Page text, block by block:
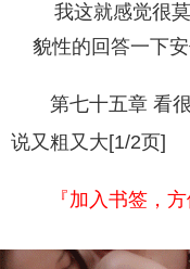
我这就感觉很
貌性的回答一下
第七十五章 看
说又粗又大[1/2页]
『加入书签，方